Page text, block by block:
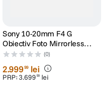
Sony 10-20mm F4 G
Obiectiv Foto Mirrorless
APS-C Montura E
(0)
2.99999 lei
PRP:3.699 99 lei